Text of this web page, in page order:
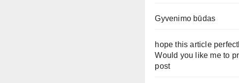
Gyvenimo būdas
hope this article
Would you like me to
post